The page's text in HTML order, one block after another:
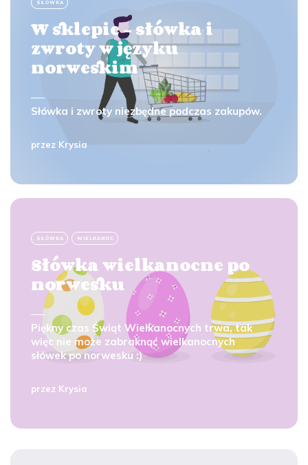
SŁÓWKA
W sklepie - słówka i
zwroty w języku
norweskim
Słówka i zwroty niezbędne podczas zakupów.
przez Krysia
SŁÓWKA WIELKANOC
Słówka wielkanocne po
norwesku
Piękny czas Świąt Wielkanocnych trwa, tak
więc nie może zabraknąć wielkanocnych
słówek po norwesku :)
przez Krysia